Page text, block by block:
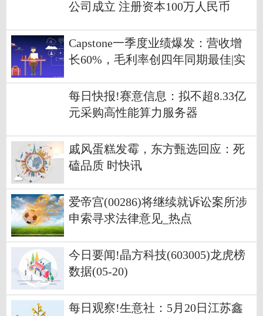
公司成立 注册资本100万人民币
Capstone一季度业绩爆发：营收增
长60%，毛利率创四年同期最佳|实
每日快报!赛意信息：拟不超8.33亿
元采购高性能算力服务器
戚风蛋糕发霉，东方甄选回应：死
磕品质 时快讯
爱帝宫(00286)将继续就诉讼案所涉
申索寻求法律意见_热点
今日要闻!晶方科技(603005)龙虎榜
数据(05-20)
每日观察!生意社：5月20日江苏鑫